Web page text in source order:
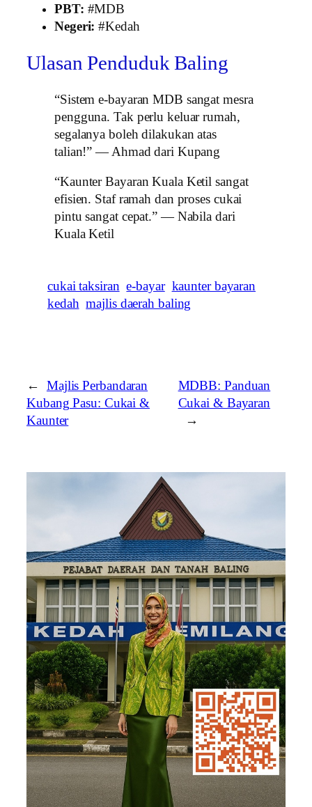
PBT: #MDB
Negeri: #Kedah
Ulasan Penduduk Baling
“Sistem e-bayaran MDB sangat mesra
pengguna. Tak perlu keluar rumah,
segalanya boleh dilakukan atas
talian!” — Ahmad dari Kupang
“Kaunter Bayaran Kuala Ketil sangat
efisien. Staf ramah dan proses cukai
pintu sangat cepat.” — Nabila dari
Kuala Ketil
cukai taksiran e-bayar kaunter bayaran
kedah majlis daerah baling
←
Majlis Perbandaran
Kubang Pasu: Cukai &
Kaunter
MDBB: Panduan
Cukai & Bayaran
→